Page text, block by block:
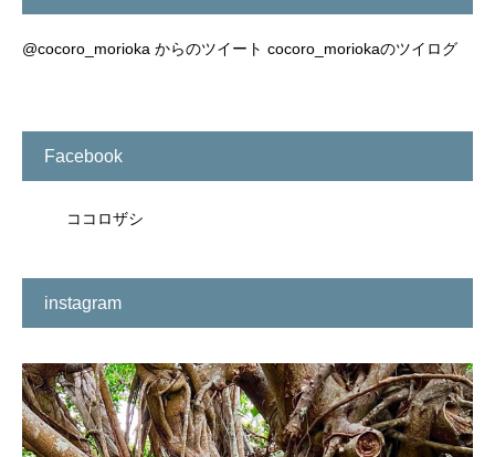
@cocoro_morioka からのツイート cocoro_moriokaのツイログ
Facebook
ココロザシ
instagram